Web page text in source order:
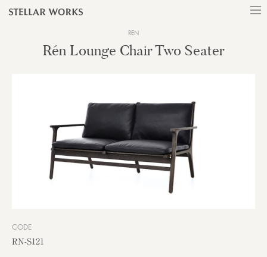
REN
Rén Lounge Chair Two Seater
CODE
RN-S121